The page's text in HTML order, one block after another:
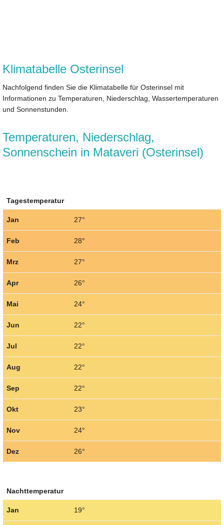
Klimatabelle Osterinsel
Nachfolgend finden Sie die Klimatabelle für Osterinsel mit
Informationen zu Temperaturen, Niederschlag, Wassertemperaturen
und Sonnenstunden.
Temperaturen, Niederschlag,
Sonnenschein in Mataveri (Osterinsel)
Tagestemperatur
Jan 27°
Feb 28°
Mrz 27°
Apr 26°
Mai 24°
Jun 22°
Jul 22°
Aug 22°
Sep 22°
Okt 23°
Nov 24°
Dez 26°
Nachttemperatur
Jan 19°